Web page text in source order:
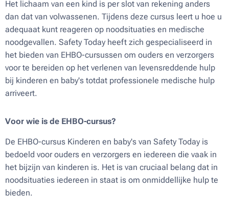
Het lichaam van een kind is per slot van rekening anders
dan dat van volwassenen. Tijdens deze cursus leert u hoe u
adequaat kunt reageren op noodsituaties en medische
noodgevallen. Safety Today heeft zich gespecialiseerd in
het bieden van EHBO-cursussen om ouders en verzorgers
voor te bereiden op het verlenen van levensreddende hulp
bij kinderen en baby's totdat professionele medische hulp
arriveert.
Voor wie is de EHBO-cursus?
De EHBO-cursus Kinderen en baby's van Safety Today is
bedoeld voor ouders en verzorgers en iedereen die vaak in
het bijzijn van kinderen is. Het is van cruciaal belang dat in
noodsituaties iedereen in staat is om onmiddellijke hulp te
bieden.